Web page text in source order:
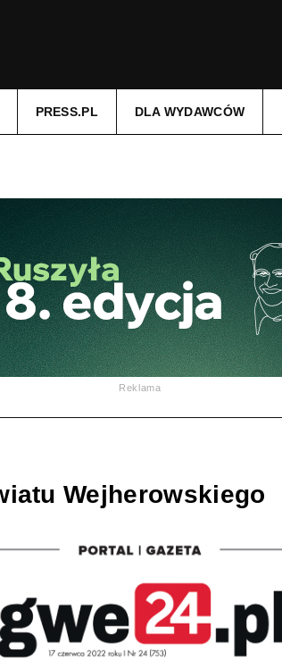
PRESS.PL DLA WYDAWCÓW
Reklama
Wejherowskiego